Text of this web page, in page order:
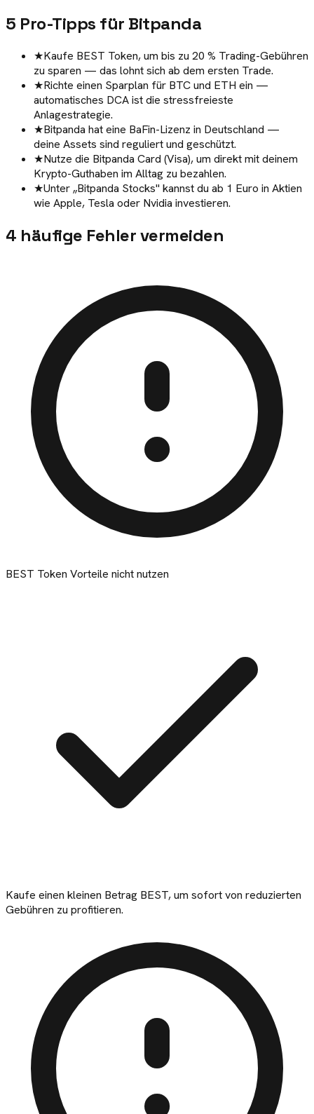
5 Pro-Tipps für Bitpanda
★Kaufe BEST Token, um bis zu 20 % Trading-Gebühren
zu sparen — das lohnt sich ab dem ersten Trade.
★Richte einen Sparplan für BTC und ETH ein —
automatisches DCA ist die stressfreieste
Anlagestrategie.
★Bitpanda hat eine BaFin-Lizenz in Deutschland —
deine Assets sind reguliert und geschützt.
★Nutze die Bitpanda Card (Visa), um direkt mit deinem
Krypto-Guthaben im Alltag zu bezahlen.
★Unter „Bitpanda Stocks" kannst du ab 1 Euro in Aktien
wie Apple, Tesla oder Nvidia investieren.
4 häufige Fehler vermeiden
BEST Token Vorteile nicht nutzen
Kaufe einen kleinen Betrag BEST, um sofort von reduzierten
Gebühren zu profitieren.